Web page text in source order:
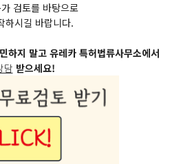
검토를 바탕으로
하시길 바랍니다.
하지 말고 유레카 특허법류사무소에서
담 받으세요!